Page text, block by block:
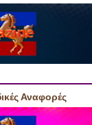
Αναφορές